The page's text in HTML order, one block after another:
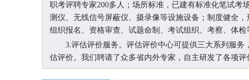
职考评聘专家200多人；场所标准，已建有标准化笔试
测仪、无线信号屏蔽仪、摄录像等设施设备；制度健全
组织报名、资格审查、试题命制、考试组织、考察、体检
3.评估评价服务。评估评价中心可提供三大系列服
估评价。我们聘请了众多省内外专家，自主研发了各项
评估评价业务。